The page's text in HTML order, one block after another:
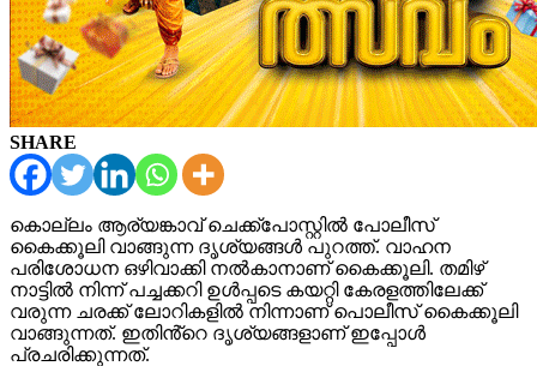
SHARE
കൊല്ലം ആര്യങ്കാവ് ചെക്ക്പോസ്റ്റിൽ പോലീസ്
കൈക്കൂലി വാങ്ങുന്ന ദൃശ്യങ്ങൾ പുറത്ത്. വാഹന
പരിശോധന ഒഴിവാക്കി നൽകാനാണ് കൈക്കൂലി. തമിഴ്
നാട്ടിൽ നിന്ന് പച്ചക്കറി ഉൾപ്പടെ കയറ്റി കേരളത്തിലേക്ക്
വരുന്ന ചരക്ക് ലോറികളിൽ നിന്നാണ് പൊലീസ് കൈക്കൂലി
വാങ്ങുന്നത്. ഇതിൻ്റെ ദൃശ്യങ്ങളാണ് ഇപ്പോൾ
പ്രചരിക്കുന്നത്.